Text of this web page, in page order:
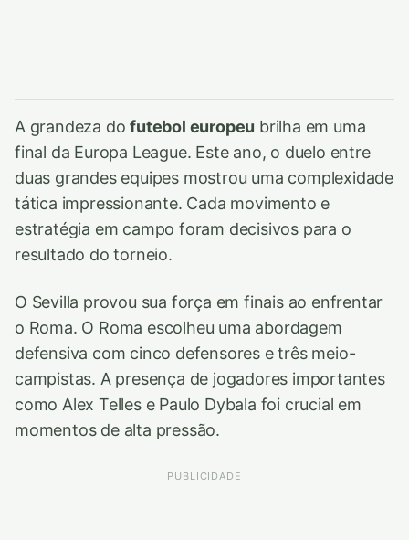
A grandeza dofutebol europeu brilha em uma
final da Europa League. Este ano, o duelo entre
duas grandes equipes mostrou uma complexidade
tática impressionante. Cada movimento e
estratégia em campo foram decisivos para o
resultado do torneio.
O Sevilla provou sua força em finais ao enfrentar
o Roma. O Roma escolheu uma abordagem
defensiva com cinco defensores e três meio-
campistas. A presença de jogadores importantes
como Alex Telles e Paulo Dybala foi crucial em
momentos de alta pressão.
PUBLICIDADE